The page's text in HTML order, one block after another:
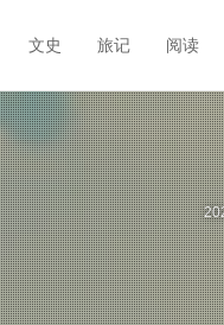
文史 旅记 阅读